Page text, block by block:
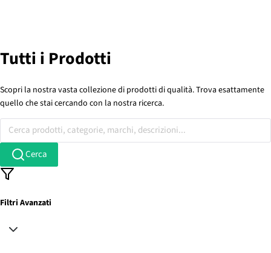
Tutti i Prodotti
Scopri la nostra vasta collezione di prodotti di qualità. Trova esattamente
quello che stai cercando con la nostra ricerca.
Cerca prodotti, categorie, marchi, descrizioni...
Cerca
Filtri Avanzati